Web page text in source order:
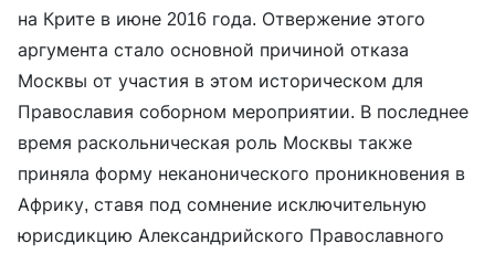
на Крите в июне 2016 года. Отвержение этого
аргумента стало основной причиной отказа
Москвы от участия в этом историческом для
Православия соборном мероприятии. В последнее
время раскольническая роль Москвы также
приняла форму неканонического проникновения в
Африку, ставя под сомнение исключительную
юрисдикцию Александрийского Православного